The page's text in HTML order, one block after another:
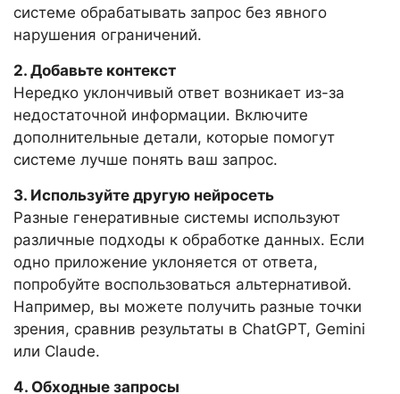
системе обрабатывать запрос без явного
нарушения ограничений.
2. Добавьте контекст
Нередко уклончивый ответ возникает из-за
недостаточной информации. Включите
дополнительные детали, которые помогут
системе лучше понять ваш запрос.
3. Используйте другую нейросеть
Разные генеративные системы используют
различные подходы к обработке данных. Если
одно приложение уклоняется от ответа,
попробуйте воспользоваться альтернативой.
Например, вы можете получить разные точки
зрения, сравнив результаты в ChatGPT, Gemini
или Claude.
4. Обходные запросы